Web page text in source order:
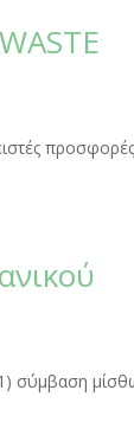
σύμβαση